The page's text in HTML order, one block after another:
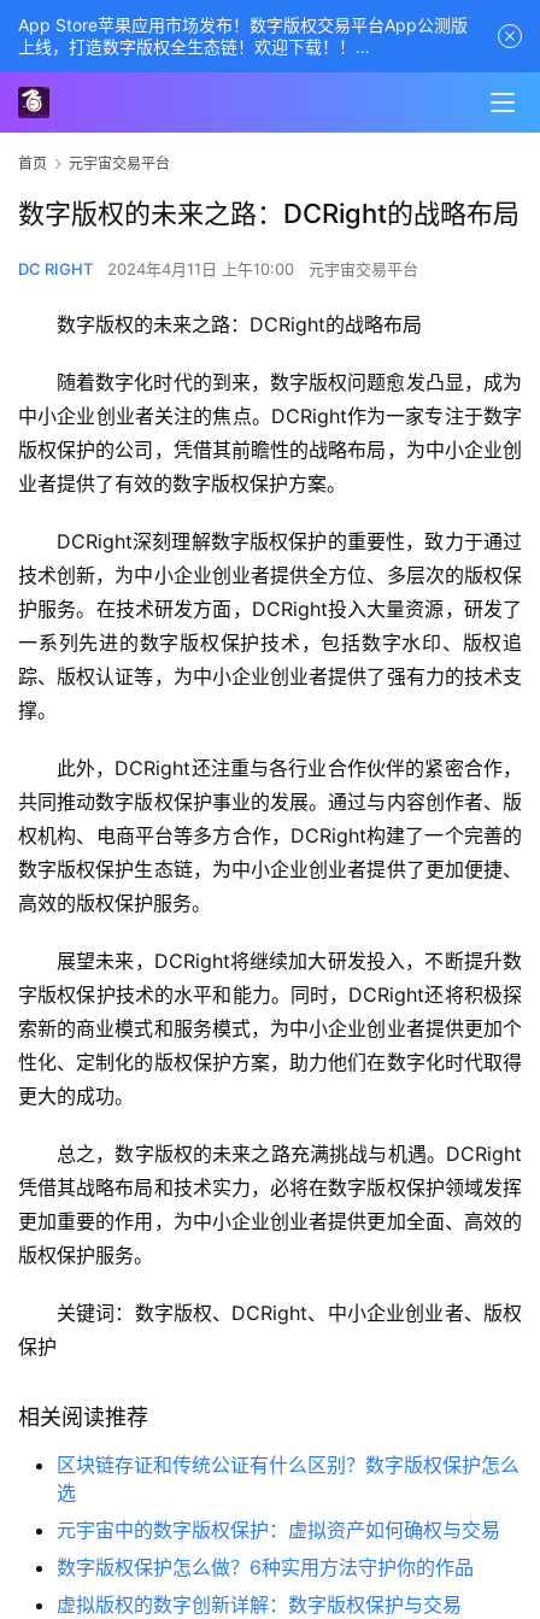
首页 元宇宙交易平台
数字版权的未来之路：DCRight的战略布局
DC RIGHT 2024年4月11日 上午10:00 元宇宙交易平台
数字版权的未来之路：DCRight的战略布局
随着数字化时代的到来，数字版权问题愈发凸显，成为
中小企业创业者关注的焦点。DCRight作为一家专注于数字
版权保护的公司，凭借其前瞻性的战略布局，为中小企业创
业者提供了有效的数字版权保护方案。
DCRight深刻理解数字版权保护的重要性，致力于通过
技术创新，为中小企业创业者提供全方位、多层次的版权保
护服务。在技术研发方面，DCRight投入大量资源，研发了
一系列先进的数字版权保护技术，包括数字水印、版权追
踪、版权认证等，为中小企业创业者提供了强有力的技术支
撑。
此外，DCRight还注重与各行业合作伙伴的紧密合作，
共同推动数字版权保护事业的发展。通过与内容创作者、版
权机构、电商平台等多方合作，DCRight构建了一个完善的
数字版权保护生态链，为中小企业创业者提供了更加便捷、
高效的版权保护服务。
展望未来，DCRight将继续加大研发投入，不断提升数
字版权保护技术的水平和能力。同时，DCRight还将积极探
索新的商业模式和服务模式，为中小企业创业者提供更加个
性化、定制化的版权保护方案，助力他们在数字化时代取得
更大的成功。
总之，数字版权的未来之路充满挑战与机遇。DCRight
凭借其战略布局和技术实力，必将在数字版权保护领域发挥
更加重要的作用，为中小企业创业者提供更加全面、高效的
版权保护服务。
关键词：数字版权、DCRight、中小企业创业者、版权
保护
相关阅读推荐
区块链存证和传统公证有什么区别？数字版权保护怎么
选
元宇宙中的数字版权保护：虚拟资产如何确权与交易
数字版权保护怎么做？6种实用方法守护你的作品
虚拟版权的数字创新详解：数字版权保护与交易
App Store苹果应用市场发布！数字版权交易平台App公测版
上线，打造数字版权全生态链！欢迎下载！！
商务经理联系方式——数字版权交易平台